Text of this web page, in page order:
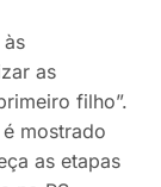
as
filho”.
mostrado
as etapas